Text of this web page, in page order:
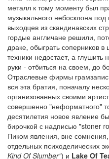
металл к тому моменту был
музыкального небосклона
выходцев из скандинавских
гордые англичане решили,
драке, обыграть соперников
техники недостает, а
руки - отбиться на своем, до
Отраслевые фирмы
вся эта братия, поначалу
организованных своими
совершенно "неформатного"
десятилетия новое явление
бирочкой с надписью "stoner
Пиком явления, вне
отдельных психоделических
Kind Of Slumber") и Lake Of